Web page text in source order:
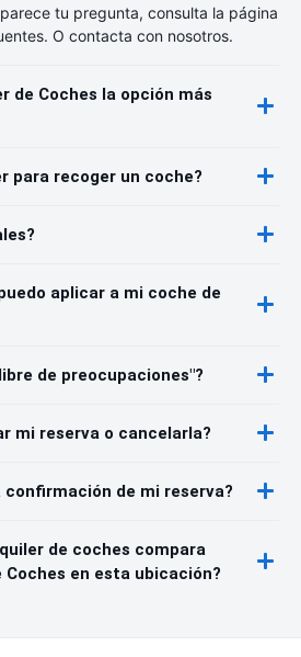
tu pregunta, consulta la página
O contacta con nosotros.
de Coches la opción más
para recoger un coche?
aplicar a mi coche de
de preocupaciones"?
mi reserva o cancelarla?
confirmación de mi reserva?
de coches compara
Coches en esta ubicación?